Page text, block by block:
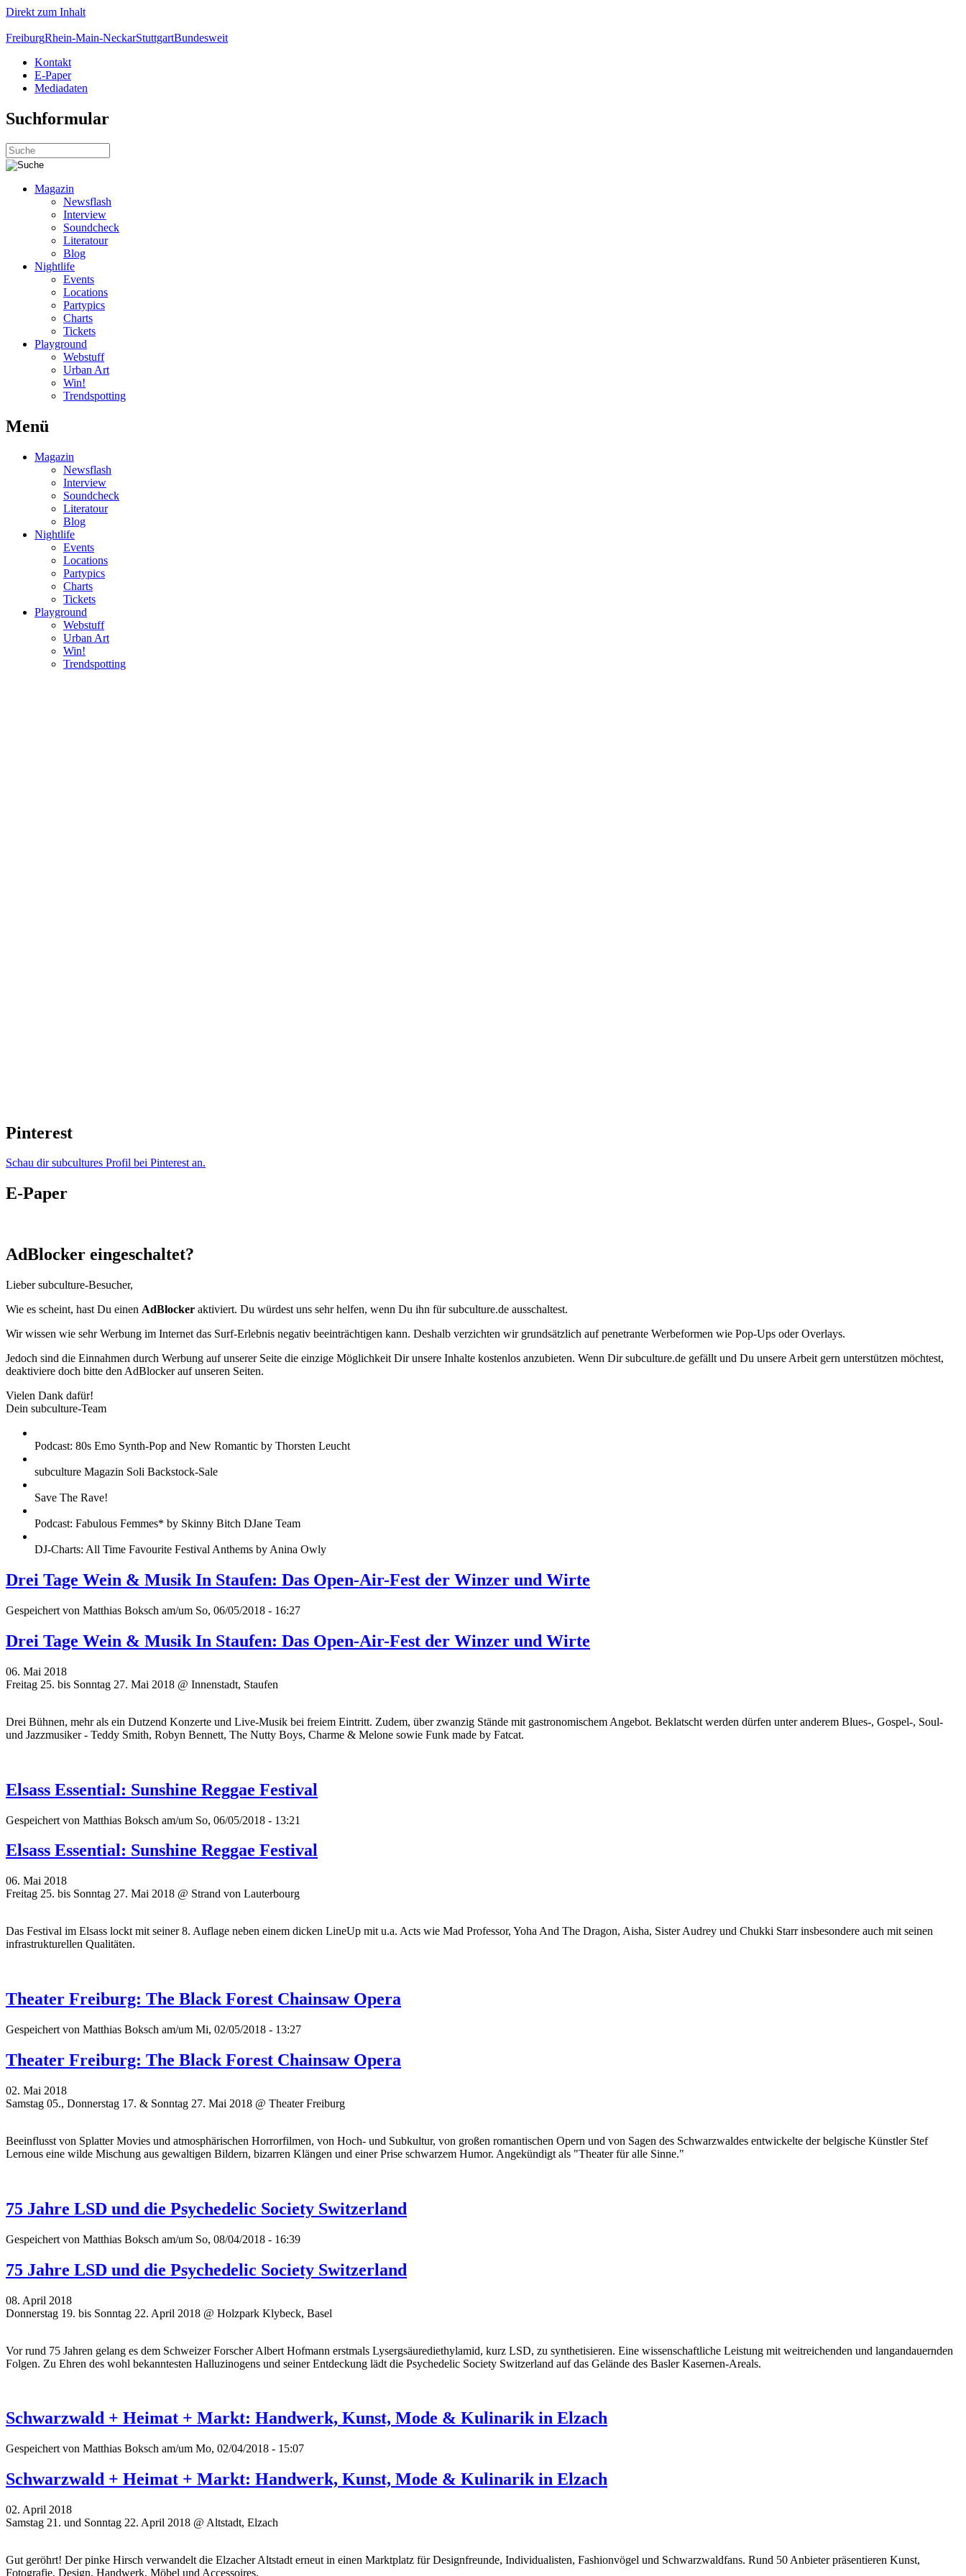
Direkt zum Inhalt
FreiburgRhein-Main-NeckarStuttgartBundesweit
Kontakt
E-Paper
Mediadaten
Suchformular
Magazin
Newsflash
Interview
Soundcheck
Literatour
Blog
Nightlife
Events
Locations
Partypics
Charts
Tickets
Playground
Webstuff
Urban Art
Win!
Trendspotting
Menü
Magazin
Newsflash
Interview
Soundcheck
Literatour
Blog
Nightlife
Events
Locations
Partypics
Charts
Tickets
Playground
Webstuff
Urban Art
Win!
Trendspotting
Pinterest
Schau dir subcultures Profil bei Pinterest an.
E-Paper
AdBlocker eingeschaltet?
Lieber subculture-Besucher,
Wie es scheint, hast Du einen AdBlocker aktiviert. Du würdest uns sehr helfen, wenn Du ihn für subculture.de ausschaltest.
Wir wissen wie sehr Werbung im Internet das Surf-Erlebnis negativ beeinträchtigen kann. Deshalb verzichten wir grundsätzlich auf penetrante Werbeformen wie Pop-Ups oder Overlays.
Jedoch sind die Einnahmen durch Werbung auf unserer Seite die einzige Möglichkeit Dir unsere Inhalte kostenlos anzubieten. Wenn Dir subculture.de gefällt und Du unsere Arbeit gern unterstützen möchtest,
deaktiviere doch bitte den AdBlocker auf unseren Seiten.
Vielen Dank dafür!
Dein subculture-Team
Podcast: 80s Emo Synth-Pop and New Romantic by Thorsten Leucht
subculture Magazin Soli Backstock-Sale
Save The Rave!
Podcast: Fabulous Femmes* by Skinny Bitch DJane Team
DJ-Charts: All Time Favourite Festival Anthems by Anina Owly
Drei Tage Wein & Musik In Staufen: Das Open-Air-Fest der Winzer und Wirte
Gespeichert von Matthias Boksch am/um So, 06/05/2018 - 16:27
Drei Tage Wein & Musik In Staufen: Das Open-Air-Fest der Winzer und Wirte
06. Mai 2018
Freitag 25. bis Sonntag 27. Mai 2018 @ Innenstadt, Staufen
Drei Bühnen, mehr als ein Dutzend Konzerte und Live-Musik bei freiem Eintritt. Zudem, über zwanzig Stände mit gastronomischem Angebot. Beklatscht werden dürfen unter anderem Blues-, Gospel-, Soul-
und Jazzmusiker - Teddy Smith, Robyn Bennett, The Nutty Boys, Charme & Melone sowie Funk made by Fatcat.
Elsass Essential: Sunshine Reggae Festival
Gespeichert von Matthias Boksch am/um So, 06/05/2018 - 13:21
Elsass Essential: Sunshine Reggae Festival
06. Mai 2018
Freitag 25. bis Sonntag 27. Mai 2018 @ Strand von Lauterbourg
Das Festival im Elsass lockt mit seiner 8. Auflage neben einem dicken LineUp mit u.a. Acts wie Mad Professor, Yoha And The Dragon, Aisha, Sister Audrey und Chukki Starr insbesondere auch mit seinen
infrastrukturellen Qualitäten.
Theater Freiburg: The Black Forest Chainsaw Opera
Gespeichert von Matthias Boksch am/um Mi, 02/05/2018 - 13:27
Theater Freiburg: The Black Forest Chainsaw Opera
02. Mai 2018
Samstag 05., Donnerstag 17. & Sonntag 27. Mai 2018 @ Theater Freiburg
Beeinflusst von Splatter Movies und atmosphärischen Horrorfilmen, von Hoch- und Subkultur, von großen romantischen Opern und von Sagen des Schwarzwaldes entwickelte der belgische Künstler Stef
Lernous eine wilde Mischung aus gewaltigen Bildern, bizarren Klängen und einer Prise schwarzem Humor. Angekündigt als "Theater für alle Sinne."
75 Jahre LSD und die Psychedelic Society Switzerland
Gespeichert von Matthias Boksch am/um So, 08/04/2018 - 16:39
75 Jahre LSD und die Psychedelic Society Switzerland
08. April 2018
Donnerstag 19. bis Sonntag 22. April 2018 @ Holzpark Klybeck, Basel
Vor rund 75 Jahren gelang es dem Schweizer Forscher Albert Hofmann erstmals Lysergsäurediethylamid, kurz LSD, zu synthetisieren. Eine wissenschaftliche Leistung mit weitreichenden und langandauernden
Folgen. Zu Ehren des wohl bekanntesten Halluzinogens und seiner Entdeckung lädt die Psychedelic Society Switzerland auf das Gelände des Basler Kasernen-Areals.
Schwarzwald + Heimat + Markt: Handwerk, Kunst, Mode & Kulinarik in Elzach
Gespeichert von Matthias Boksch am/um Mo, 02/04/2018 - 15:07
Schwarzwald + Heimat + Markt: Handwerk, Kunst, Mode & Kulinarik in Elzach
02. April 2018
Samstag 21. und Sonntag 22. April 2018 @ Altstadt, Elzach
Gut geröhrt! Der pinke Hirsch verwandelt die Elzacher Altstadt erneut in einen Marktplatz für Designfreunde, Individualisten, Fashionvögel und Schwarzwaldfans. Rund 50 Anbieter präsentieren Kunst,
Fotografie, Design, Handwerk, Möbel und Accessoires.